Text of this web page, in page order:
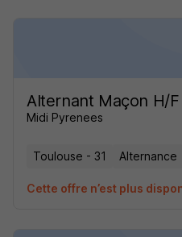
Alternant Maçon H/F
Midi Pyrenees
Toulouse - 31 Alternance
Cette offre n’est plus